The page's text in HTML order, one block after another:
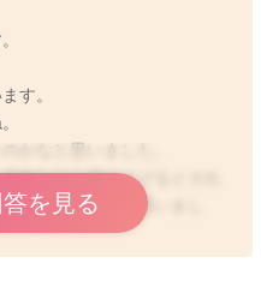
す。
かなと思いました。
飲むのを切り上げるとそれ
もあるのではと思いまし
を見る